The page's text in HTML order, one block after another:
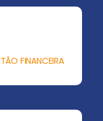
FINANCEIRA